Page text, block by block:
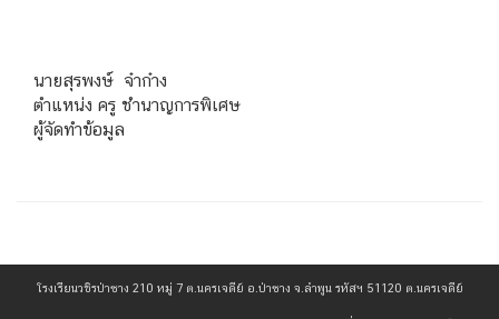
นายสุรพงษ์ จ๋าก๋าง
ตำแหน่ง ครู ชำนาญการพิเศษ
ผู้จัดทำข้อมูล
โรงเรียนวชิรป่าซาง 210 หมู่ 7 ต.นครเจดีย์ อ.ป่าซาง จ.ลำพูน รหัสฯ 51120 ต.นครเจดีย์